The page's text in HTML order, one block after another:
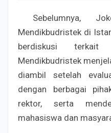
Sebelumnya,
Mendikbudristek di
berdiskusi
Mendikbudristek
diambil setelah
dengan berbagai
rektor, serta
mahasiswa dan